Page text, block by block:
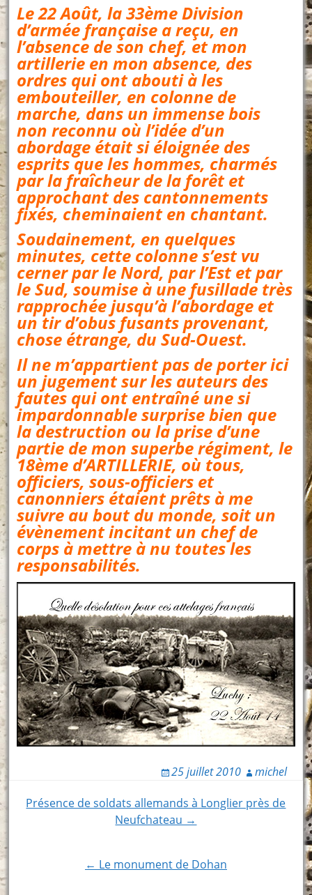
Le 22 Août, la 33ème Division
d’armée française a reçu, en
l’absence de son chef, et mon
artillerie en mon absence, des
ordres qui ont abouti à les
embouteiller, en colonne de
marche, dans un immense bois
non reconnu où l’idée d’un
abordage était si éloignée des
esprits que les hommes, charmés
par la fraîcheur de la forêt et
approchant des cantonnements
fixés, cheminaient en chantant.
Soudainement, en quelques
minutes, cette colonne s’est vu
cerner par le Nord, par l’Est et par
le Sud, soumise à une fusillade très
rapprochée jusqu’à l’abordage et
un tir d’obus fusants provenant,
chose étrange, du Sud-Ouest.
Il ne m’appartient pas de porter ici
un jugement sur les auteurs des
fautes qui ont entraîné une si
impardonnable surprise bien que
la destruction ou la prise d’une
partie de mon superbe régiment, le
18ème d’ARTILLERIE, où tous,
officiers, sous-officiers et
canonniers étaient prêts à me
suivre au bout du monde, soit un
évènement incitant un chef de
corps à mettre à nu toutes les
responsabilités.
25 juillet 2010 michel
Post
Présence de soldats allemands à Longlier près de
Neufchateau →
← Le monument de Dohan